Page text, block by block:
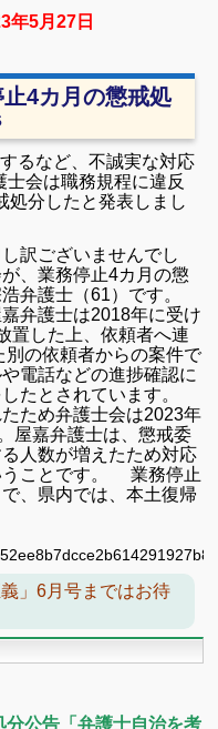
5月27日
4カ月の懲戒処
るなど、不誠実な対応
会は職務規程に違反
処分したと発表しまし
訳ございませんでし
、業務停止4カ月の懲
弁護士（61）です。
弁護士は2018年に受け
置した上、依頼者へ連
の依頼者からの案件で
電話などの進捗確認に
したとされています。
ため弁護士会は2023年
屋嘉弁護士は、懲戒委
人数が増えたため対応
うことです。 業務停止
、県内では、本土復帰
」6月号まではお待
分公告「弁護士自治を考